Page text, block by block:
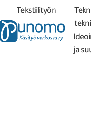
Tekstiilityön
tekniikat
ja